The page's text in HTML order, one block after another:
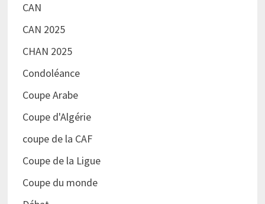
CAN
CAN 2025
CHAN 2025
Condoléance
Coupe Arabe
Coupe d'Algérie
coupe de la CAF
Coupe de la Ligue
Coupe du monde